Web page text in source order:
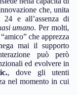
che, unita
e all’assenza di
umano. Per molti,
che apprezza
mai il supporto
può però
ed evolvere in
, dove gli utenti
nel momento in cui